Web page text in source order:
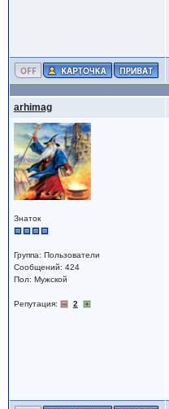
arhimag
Знаток
Группа: Пользователи
Сообщений: 424
Пол: Мужской
Репутация: 2